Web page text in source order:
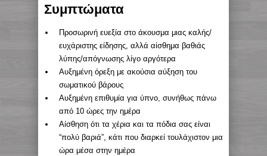
Συμπτώματα
Προσωρινή ευεξία στο άκουσμα μιας καλής/
ευχάριστης είδησης, αλλά αίσθημα βαθιάς
λύπης/απόγνωσης λίγο αργότερα
Αυξημένη όρεξη με ακούσια αύξηση του
σωματικού βάρους
Αυξημένη επιθυμία για ύπνο, συνήθως πάνω
από 10 ώρες την ημέρα
Αίσθηση ότι τα χέρια και τα πόδια σας είναι
“πολύ βαριά”, κάτι που διαρκεί τουλάχιστον μια
ώρα μέσα στην ημέρα